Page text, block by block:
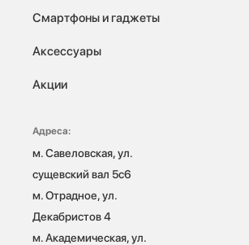
Смартфоны и гаджеты
Аксессуары
Акции
Адреса:
м. Савеловская, ул.
сущевский вал 5с6
м. Отрадное, ул.
Декабристов 4
м. Академическая, ул.